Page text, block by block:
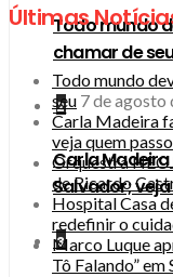
Todo mundo
chamar de
2
Carla
Salvador;
3
Últimas
Todo mundo
seu 7 de agosto
Carla Madeira
veja quem
Orquestra
de Ricardo
Hospital Casa
redefinir o
Marco Luque
Tô Falando” em